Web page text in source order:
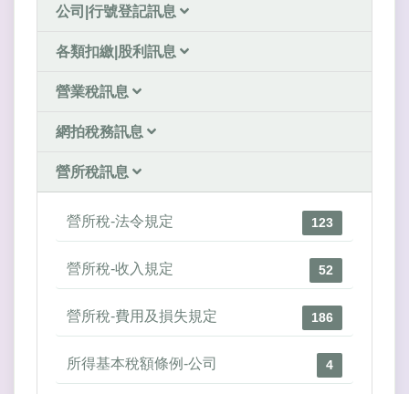
公司|行號登記訊息
各類扣繳|股利訊息
營業稅訊息
網拍稅務訊息
營所稅訊息
營所稅-法令規定 123
營所稅-收入規定 52
營所稅-費用及損失規定 186
所得基本稅額條例-公司 4